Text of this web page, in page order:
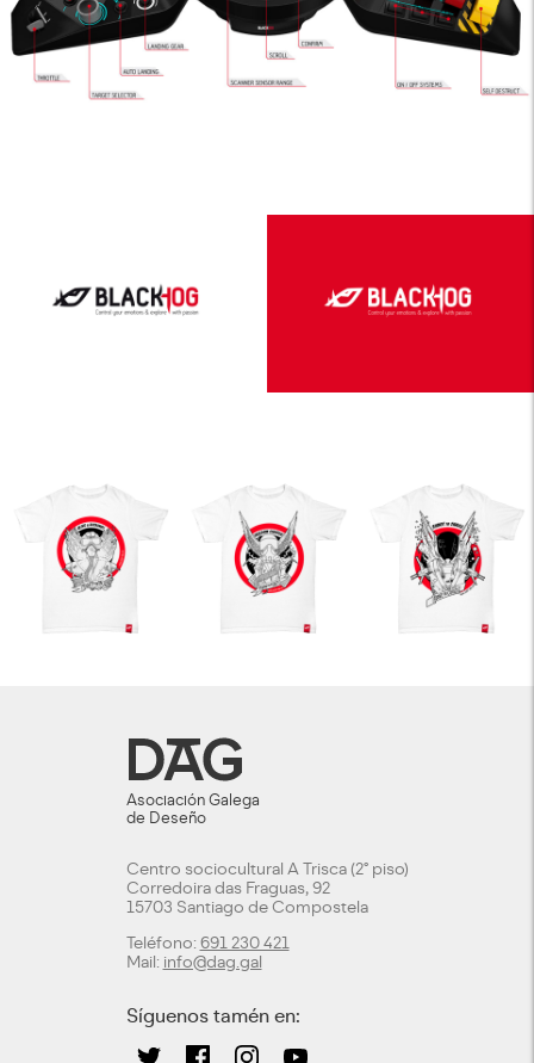
Asociación Galega
de Deseño
Centro sociocultural A Trisca (2º piso)
Corredoira das Fraguas, 92
15703 Santiago de Compostela
Teléfono: 691 230 421
Mail: info@dag.gal
Síguenos tamén en: